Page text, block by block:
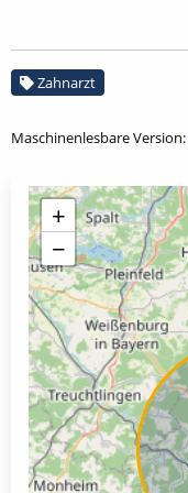
Zahnarzt
Maschinenlesbare Version:
+
−